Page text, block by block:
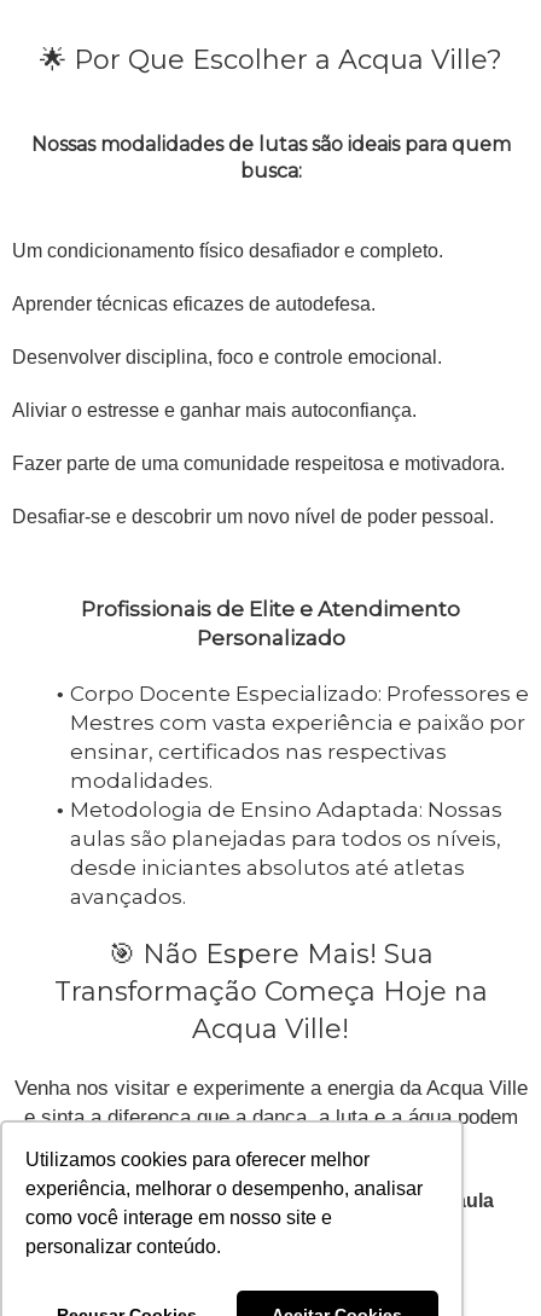
Utilizamos cookies para oferecer melhor
experiência, melhorar o desempenho, analisar
como você interage em nosso site e
personalizar conteúdo.
🌟 Por Que Escolher a Acqua Ville?
Nossas modalidades de lutas são ideais para quem
busca:
Um condicionamento físico desafiador e completo.
Aprender técnicas eficazes de autodefesa.
Desenvolver disciplina, foco e controle emocional.
Aliviar o estresse e ganhar mais autoconfiança.
Fazer parte de uma comunidade respeitosa e motivadora.
Desafiar-se e descobrir um novo nível de poder pessoal.
Profissionais de Elite e Atendimento
Personalizado
Corpo Docente Especializado: Professores e
Mestres com vasta experiência e paixão por
ensinar, certificados nas respectivas
modalidades.
Metodologia de Ensino Adaptada: Nossas
aulas são planejadas para todos os níveis,
desde iniciantes absolutos até atletas
avançados.
🎯 Não Espere Mais! Sua
Transformação Começa Hoje na
Acqua Ville!
Venha nos visitar e experimente a energia da Acqua Ville
e sinta a diferença que a dança, a luta e a água podem
fazer na sua vida!
Venha conhecer nossa estrutura e faça uma aula
experimental!
Agendar Aula Experimental